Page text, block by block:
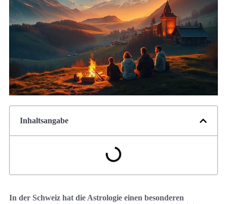
Inhaltsangabe
In der Schweiz hat die Astrologie einen besonderen